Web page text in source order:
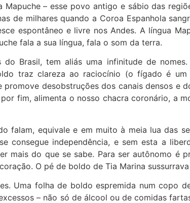
– esse povo antigo e sábio das
de milhares quando a Coroa Espanhola
espontâneo e livre nos Andes. A língua
fala a sua língua, fala o som da terra.
Brasil, tem aliás uma infinitude de
traz clareza ao raciocínio (o fígado é
desobstruções dos canais densos e
fim, alimenta o nosso chacra coronário, a
falam, equivale e em muito à meia lua das
consegue independência, e sem esta a
mais do que se sabe. Para ser autônomo é
O pé de boldo de Tia Marina
Uma folha de boldo espremida num copo
– não só de álcool ou de comidas